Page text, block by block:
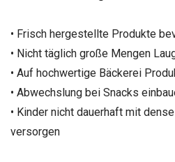
• Frisch hergestellte Produkte
• Nicht täglich große Mengen
• Auf hochwertige Bäckerei
• Abwechslung bei Snacks
• Kinder nicht dauerhaft mit
versorgen